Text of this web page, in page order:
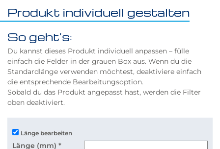
Produkt individuell gestalten
So geht's:
Du kannst dieses Produkt individuell anpassen – fülle
einfach die Felder in der grauen Box aus. Wenn du die
Standardlänge verwenden möchtest, deaktiviere einfach
die entsprechende Bearbeitungsoption.
Sobald du das Produkt angepasst hast, werden die Filter
oben deaktiviert.
Länge bearbeiten
Länge (mm) *